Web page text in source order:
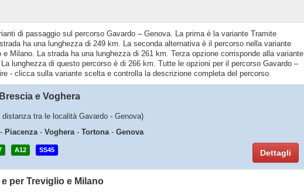
di passaggio sul percorso Gavardo – Genova. La prima è la variante Tramite
ha una lunghezza di 249 km. La seconda alternativa è il percorso nella variante
Milano. La strada ha una lunghezza di 261 km. Terza opzione corrisponde alla variante
lunghezza di questo percorso è di 266 km. Tutte le opzioni per il percorso Gavardo –
- clicca sulla variante scelta e controlla la descrizione completa del percorso.
e Voghera
distanza tra le località Gavardo - Genova)
Piacenza- Voghera- Tortona- Genova
A12 SS45 Dettagli
e per Treviglio e Milano